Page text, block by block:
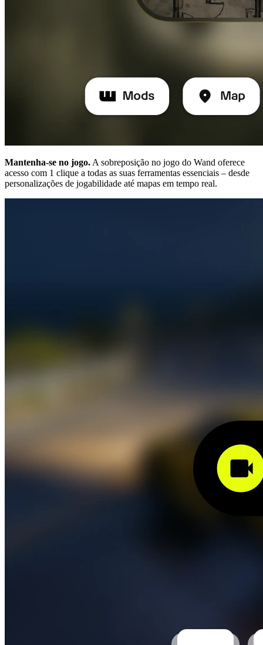
Mantenha-se no jogo. A sobreposição no jogo do Wand oferece
acesso com 1 clique a todas as suas ferramentas essenciais – desde
personalizações de jogabilidade até mapas em tempo real.